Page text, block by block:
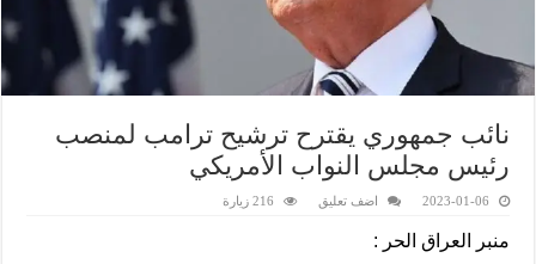
نائب جمهوري يقترح ترشيح ترامب لمنصب
رئيس مجلس النواب الأمريكي
2023-01-06 اضف تعليق 216 زيارة
منبر العراق الحر :